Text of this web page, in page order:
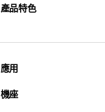
產品特色
應用
機座